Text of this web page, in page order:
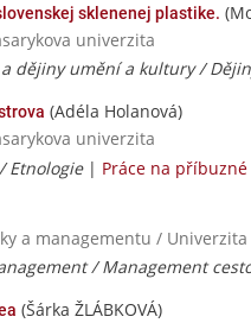
sklenenej plastike.
univerzita
dějiny umění a kultury /
(Adéla Holanová)
univerzita
Etnologie| Práce na
a managementu /
/ Management
(Šárka ŽLÁBKOVÁ)